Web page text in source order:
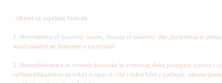
- Dëmet në aspektin historik
1. Shtrembërim të historisë islame, shuarje të realitetit dhe zhvlerësim të
muslimanëve në historinë e njerëzimit.
2. Shtrembërimin e së vërtetës historike të vërtetuar, duke paraqitur njeriun i
zullum (shkatërrim në tokë) si njeri të cilit i është bërë e padrejtë, sikurse